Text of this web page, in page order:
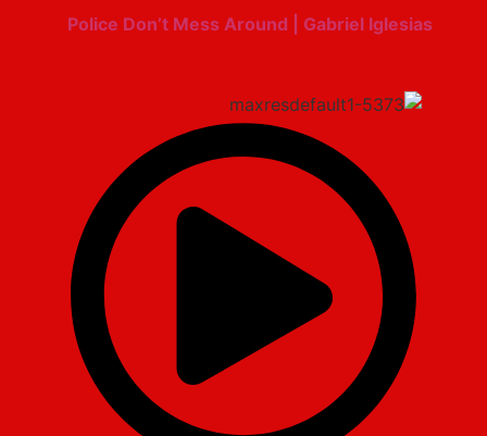
Police Don’t Mess Around | Gabriel Iglesias